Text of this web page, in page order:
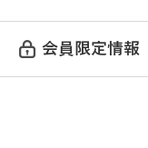
会員限定情報